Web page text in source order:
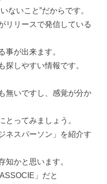
ないこと”だからです。
リリースで発信している
事が出来ます。
探しやすい情報です。
無いですし、感覚が分か
とってみましょう。
ネスパーソン」を紹介す
知かと思います。
」だと